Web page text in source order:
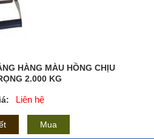
HÀNG MÀU HỒNG CHỊU
2.000 KG
Liên hệ
Mua